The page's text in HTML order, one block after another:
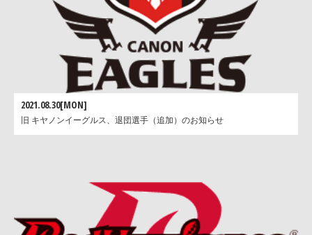
2021.08.30[MON]
旧 キヤノンイーグルス、退団選手（追加）のお知らせ